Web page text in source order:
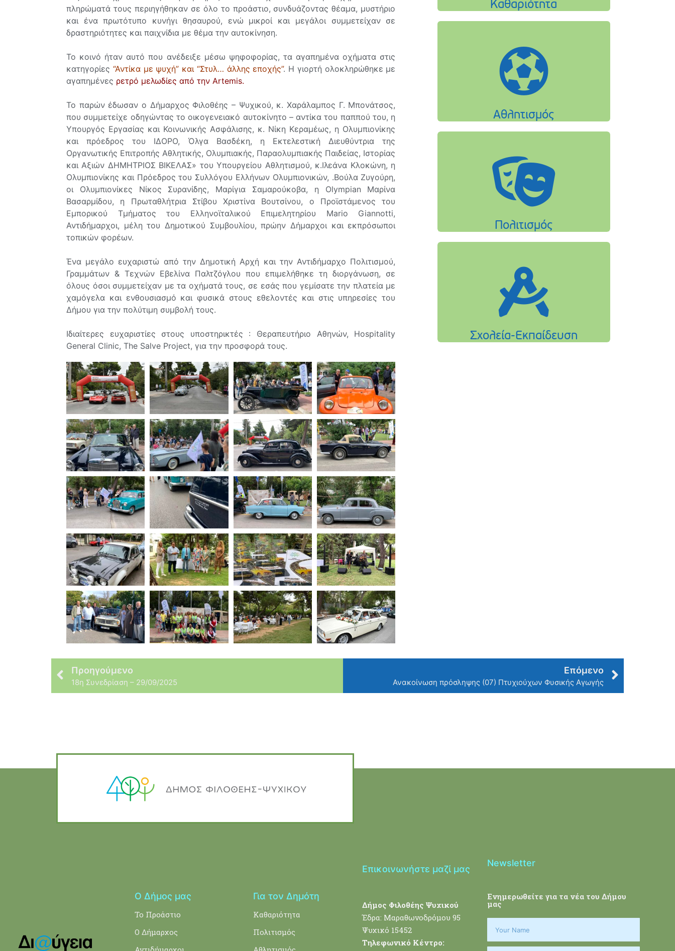
πληρώματά τους περιηγήθηκαν σε όλο το προάστιο, συνδυάζοντας θέαμα, μυστήριο
και ένα πρωτότυπο κυνήγι θησαυρού, ενώ μικροί και μεγάλοι συμμετείχαν σε
δραστηριότητες και παιχνίδια με θέμα την αυτοκίνηση.
Το κοινό ήταν αυτό που ανέδειξε μέσω ψηφοφορίας, τα αγαπημένα οχήματα στις
κατηγορίες “Αντίκα με ψυχή” και “Στυλ… άλλης εποχής”. Η γιορτή ολοκληρώθηκε με
αγαπημένες ρετρό μελωδίες από την Artemis.
Το παρών έδωσαν ο Δήμαρχος Φιλοθέης – Ψυχικού, κ. Χαράλαμπος Γ. Μπονάτσος,
που συμμετείχε οδηγώντας το οικογενειακό αυτοκίνητο – αντίκα του παππού του, η
Υπουργός Εργασίας και Κοινωνικής Ασφάλισης, κ. Νίκη Κεραμέως, η Ολυμπιονίκης
και πρόεδρος του ΙΔΟΡΟ, Όλγα Βασδέκη, η Εκτελεστική Διευθύντρια της
Οργανωτικής Επιτροπής Αθλητικής, Ολυμπιακής, Παραολυμπιακής Παιδείας, Ιστορίας
και Αξιών ΔΗΜΗΤΡΙΟΣ ΒΙΚΕΛΑΣ» του Υπουργείου Αθλητισμού, κ.Ιλεάνα Κλοκώνη, η
Ολυμπιονίκης και Πρόεδρος του Συλλόγου Ελλήνων Ολυμπιονικών, .Βούλα Ζυγούρη,
οι Ολυμπιονίκες Νίκος Συρανίδης, Μαρίγια Σαμαρούκοβα, η Olympian Μαρίνα
Βασαρμίδου, η Πρωταθλήτρια Στίβου Χριστίνα Βουτσίνου, ο Προϊστάμενος του
Εμπορικού Τμήματος του Ελληνοϊταλικού Επιμελητηρίου Mario Giannotti,
Αντιδήμαρχοι, μέλη του Δημοτικού Συμβουλίου, πρώην Δήμαρχοι και εκπρόσωποι
τοπικών φορέων.
Ένα μεγάλο ευχαριστώ από την Δημοτική Αρχή και την Αντιδήμαρχο Πολιτισμού,
Γραμμάτων & Τεχνών Εβελίνα Παλτζόγλου που επιμελήθηκε τη διοργάνωση, σε
όλους όσοι συμμετείχαν με τα οχήματά τους, σε εσάς που γεμίσατε την πλατεία με
χαμόγελα και ενθουσιασμό και φυσικά στους εθελοντές και στις υπηρεσίες του
Δήμου για την πολύτιμη συμβολή τους.
Ιδιαίτερες ευχαριστίες στους υποστηρικτές : Θεραπευτήριο Αθηνών, Hospitality
General Clinic, The Salve Project, για την προσφορά τους.
Προηγούμενο
18η Συνεδρίαση – 29/09/2025
Επόμενο
Ανακοίνωση πρόσληψης (07) Πτυχιούχων Φυσικής Αγωγής
Ο Δήμος μας
Το Προάστιο
Ο Δήμαρχος
Για τον Δημότη
Καθαριότητα
Πολιτισμός
Επικοινωνήστε μαζί μας
Δήμος Φιλοθέης Ψυχικού
Έδρα: Μαραθωνοδρόμου 95
Ψυχικό 15452
Τηλεφωνικό Κέντρο:
Newsletter
Ενημερωθείτε για τα νέα του Δήμου
μας